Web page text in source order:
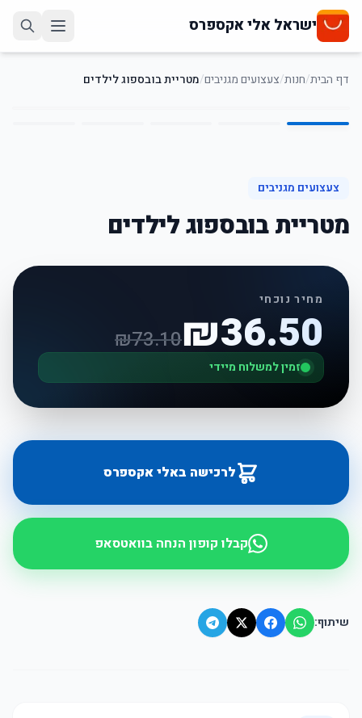
ישראל אלי אקספרס
דף הבית/חנות/צעצועים מגניבים/מטריית בובספוג לילדים
1
/
5
צעצועים מגניבים
מטריית בובספוג לילדים
מחיר נוכחי
₪36.50
₪73.10
זמין למשלוח מיידי
לרכישה באלי אקספרס
קבלו קופון הנחה בוואטסאפ
שיתוף: